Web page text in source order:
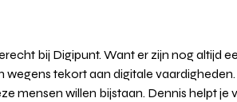
bij Digipunt. Want er zijn nog altijd
tekort aan digitale
mensen willen bijstaan. Dennis helpt je